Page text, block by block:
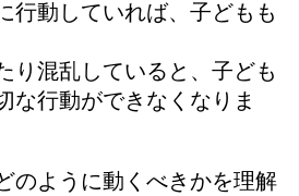
行動していれば、子どもも
り混乱していると、子ども
な行動ができなくなりま
のように動くべきかを理解